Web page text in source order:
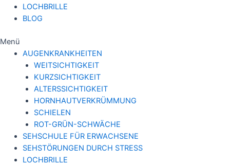
LOCHBRILLE
BLOG
Menü
AUGENKRANKHEITEN
WEITSICHTIGKEIT
KURZSICHTIGKEIT
ALTERSSICHTIGKEIT
HORNHAUTVERKRÜMMUNG
SCHIELEN
ROT-GRÜN-SCHWÄCHE
SEHSCHULE FÜR ERWACHSENE
SEHSTÖRUNGEN DURCH STRESS
LOCHBRILLE